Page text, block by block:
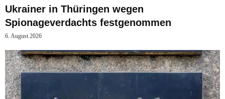
Ukrainer in Thüringen wegen
Spionageverdachts festgenommen
6. August 2026